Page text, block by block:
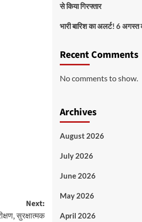
Next:
सुरक्षात्मक
से किया गिरफ्तार
भारी बारिश का अलर्ट! 6
Recent Comments
No comments to show.
Archives
August 2026
July 2026
June 2026
May 2026
April 2026